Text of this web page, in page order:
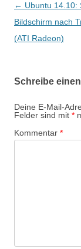
← Ubuntu 14.10:
Bildschirm nach
(ATI Radeon)
Schreibe
Deine E-Mail-
Felder sind mit *
Kommentar *